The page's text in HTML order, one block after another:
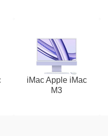
iMac Apple iMac
M3